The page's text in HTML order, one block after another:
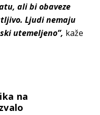
ali bi obaveze
Ljudi nemaju
utemeljeno”, kaže
na